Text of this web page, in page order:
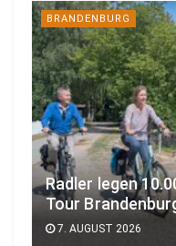
BRANDENBURG
Radler legen
Tour
7. AUGUST 2026